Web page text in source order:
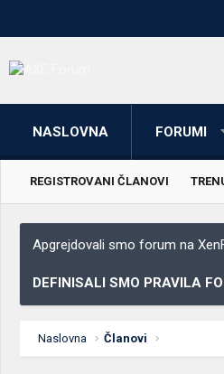
NASLOVNA FORUMI
REGISTROVANI ČLANOVI
Apgrejdovali smo forum na
DEFINISALI SMO PRAVILA
Naslovna Članovi